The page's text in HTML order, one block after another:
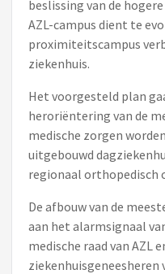
beslissing van de
AZL-campus dient te
proximiteitscampus
ziekenhuis.
Het voorgesteld plan
heroriëntering van de
medische zorgen
uitgebouwd
regionaal orthopedisch
De afbouw van de
aan het alarmsignaal
medische raad van AZL
ziekenhuisgeneesheren